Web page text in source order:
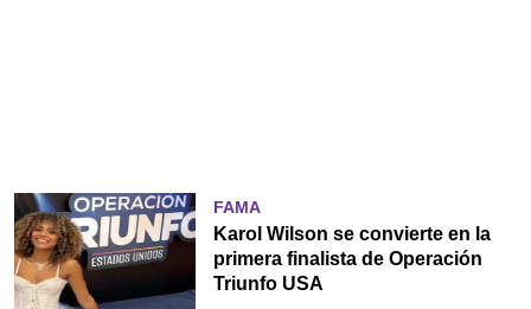
FAMA
Karol Wilson se convierte en la
primera finalista de Operación
Triunfo USA